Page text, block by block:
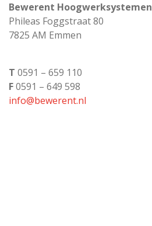
Bewerent Hoogwerksystemen
Phileas Foggstraat 80
7825 AM Emmen
T 0591 – 659 110
F0591 – 649 598
info@bewerent.nl